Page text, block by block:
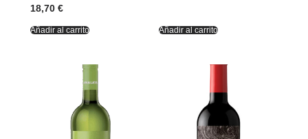
18,70€
Añadir al carrito Añadir al carrito